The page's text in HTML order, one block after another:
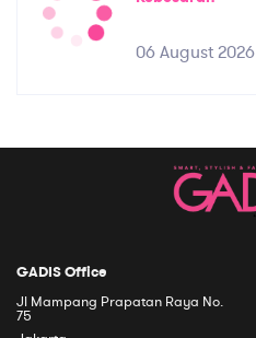
06 August 2026
GADIS Office
Jl Mampang Prapatan Raya No.
75